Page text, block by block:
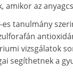
amikor az
es tanulmány
vizsgálatok
segíthetnek a